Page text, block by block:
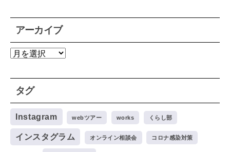
アーカイブ
ア
カ
イ
ブ
タグ
Instagram webツアー works くらし部
インスタグラム オンライン相談会 コロナ感染対策